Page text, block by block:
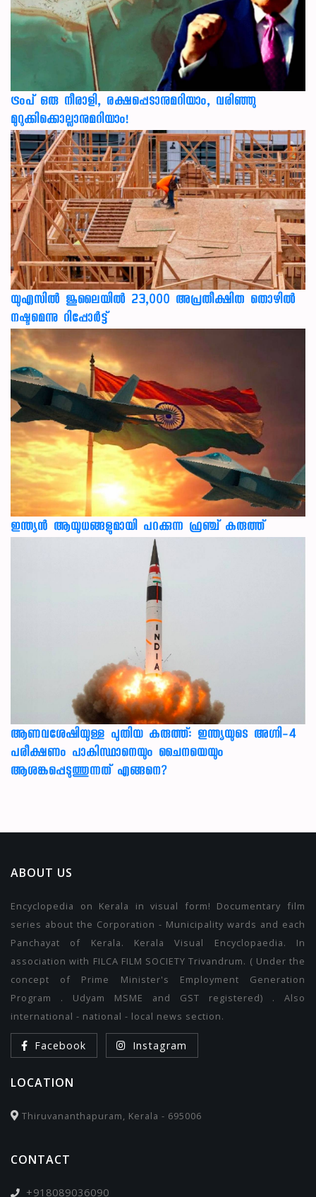
ട്രംപ് ഒരു നീരാളി, രക്ഷപ്പെടാനുമറിയാം, വരിഞ്ഞു
മുറുക്കിക്കൊല്ലാനുമറിയാം!
യുഎസില്‍ ജൂലൈയില്‍ 23,000 അപ്രതീക്ഷിത തൊഴില്‍
നഷ്ടമെന്നു റിപ്പോര്‍ട്ട്
ഇന്ത്യൻ ആയുധങ്ങളുമായി പറക്കുന്ന ഫ്രഞ്ച് കരുത്ത്
ആണവശേഷിയുള്ള പുതിയ കരുത്ത്: ഇന്ത്യയുടെ അഗ്നി-4
പരീക്ഷണം പാകിസ്ഥാനെയും ചൈനയെയും
ആശങ്കപ്പെടുത്തുന്നത് എങ്ങനെ?
ABOUT US
Encyclopedia on Kerala in visual form! Documentary film
series about the Corporation - Municipality wards and each
Panchayat of Kerala. Kerala Visual Encyclopaedia. In
association with FILCA FILM SOCIETY Trivandrum. ( Under the
concept of Prime Minister's Employment Generation
Program . Udyam MSME and GST registered) . Also
international - national - local news section.
Facebook Instagram
LOCATION
Thiruvananthapuram, Kerala - 695006
CONTACT
+918089036090